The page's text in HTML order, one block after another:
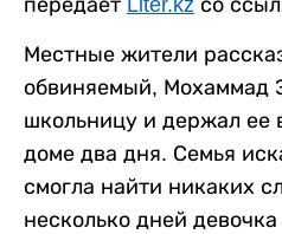
передает Liter.kz со
Местные жители
обвиняемый, Мохаммад
школьницу и держал ее
доме два дня. Семья
смогла найти никаких
несколько дней